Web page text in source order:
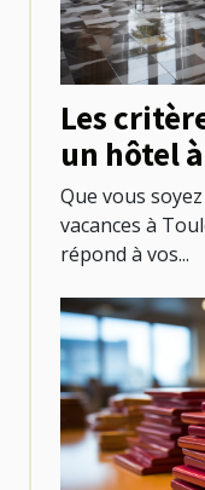
Les
un hôtel
Que vous
vacances à
répond à vos...